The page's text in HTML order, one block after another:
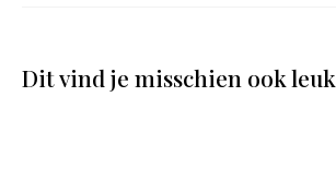
Dit vind je misschien ook leuk